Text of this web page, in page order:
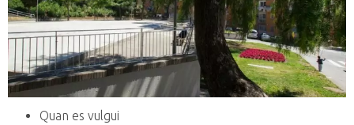
Quan es vulgui